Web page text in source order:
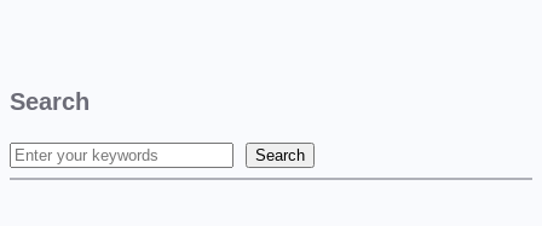
Search
S
Search